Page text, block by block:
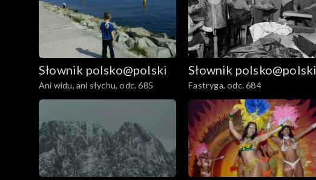
Słownik polsko@polski
Ani widu, ani słychu, odc. 685
Słownik polsko@polski
Fastryga, odc. 684